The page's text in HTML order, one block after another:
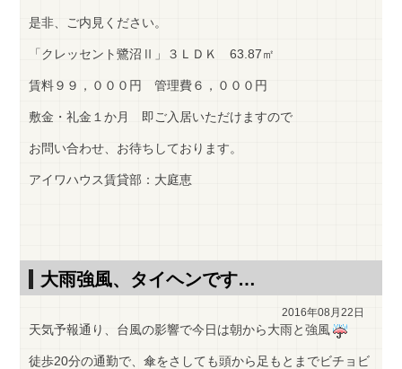
是非、ご内見ください。
「クレッセント鷺沼Ⅱ」３ＬＤＫ 63.87㎡
賃料９９，０００円 管理費６，０００円
敷金・礼金１か月 即ご入居いただけますので
お問い合わせ、お待ちしております。
アイワハウス賃貸部：大庭恵
大雨強風、タイヘンです…
2016年08月22日
天気予報通り、台風の影響で今日は朝から大雨と強風
徒歩20分の通勤で、傘をさしても頭から足もとまでビチョビ